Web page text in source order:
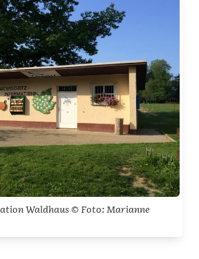
Waldhaus © Foto: Marianne